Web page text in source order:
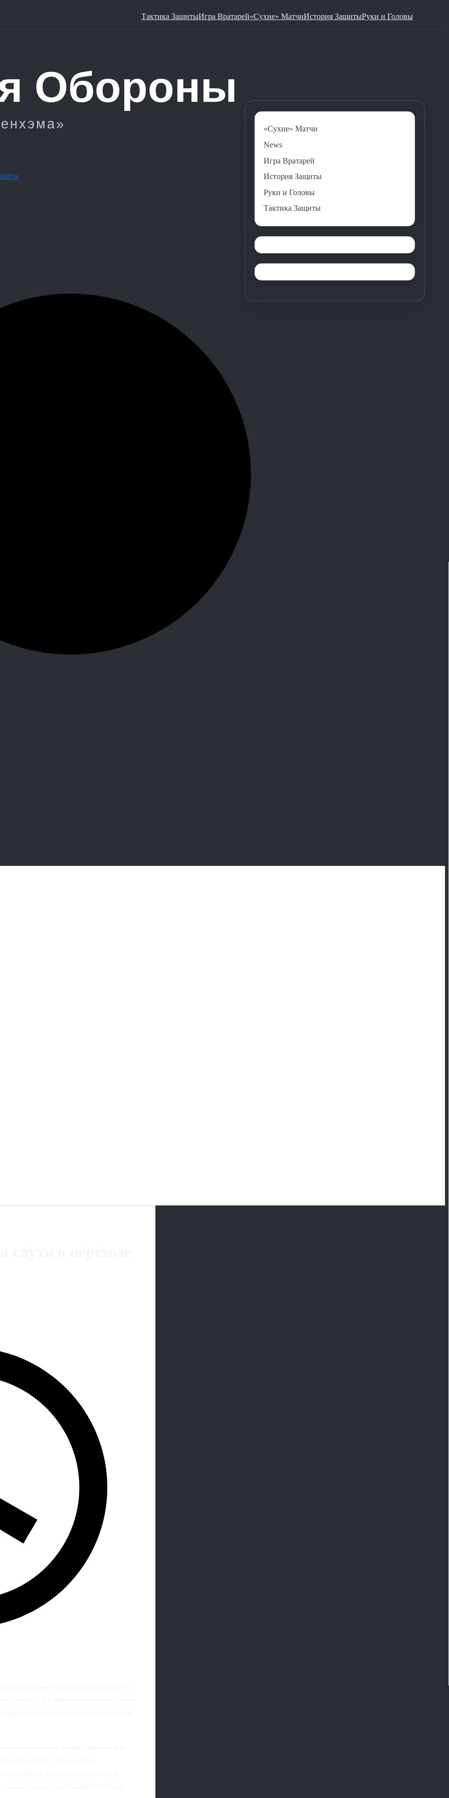
Тактика ЗащитыИгра Вратарей«Сухие» МатчиИстория ЗащитыРуки и Головы
«Сухие» Матчи
News
Игра Вратарей
История Защиты
Руки и Головы
Тактика Защиты